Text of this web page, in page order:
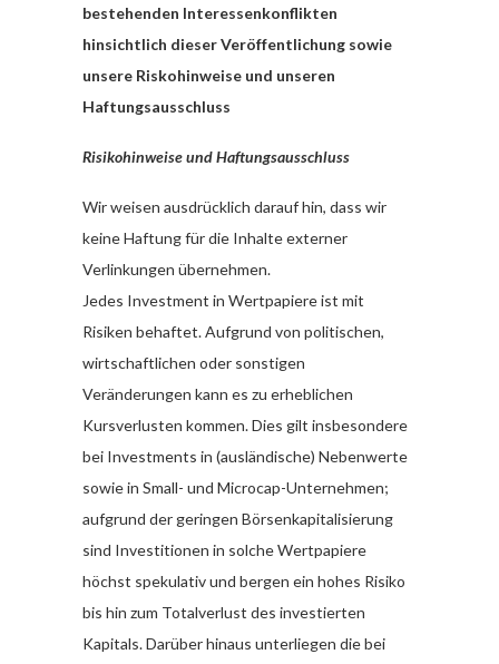
bestehenden Interessenkonflikten
hinsichtlich dieser Veröffentlichung sowie
unsere Riskohinweise und unseren
Haftungsausschluss
Risikohinweise und Haftungsausschluss
Wir weisen ausdrücklich darauf hin, dass wir
keine Haftung für die Inhalte externer
Verlinkungen übernehmen.
Jedes Investment in Wertpapiere ist mit
Risiken behaftet. Aufgrund von politischen,
wirtschaftlichen oder sonstigen
Veränderungen kann es zu erheblichen
Kursverlusten kommen. Dies gilt insbesondere
bei Investments in (ausländische) Nebenwerte
sowie in Small- und Microcap-Unternehmen;
aufgrund der geringen Börsenkapitalisierung
sind Investitionen in solche Wertpapiere
höchst spekulativ und bergen ein hohes Risiko
bis hin zum Totalverlust des investierten
Kapitals. Darüber hinaus unterliegen die bei